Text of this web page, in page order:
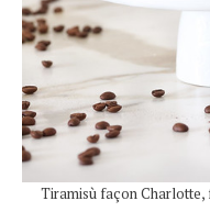
Tiramisù façon Charlotte,